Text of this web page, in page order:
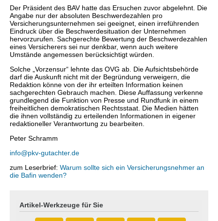
Der Präsident des BAV hatte das Ersuchen zuvor abgelehnt. Die
Angabe nur der absoluten Beschwerdezahlen pro
Versicherungsunternehmen sei geeignet, einen irreführenden
Eindruck über die Beschwerdesituation der Unternehmen
hervorzurufen. Sachgerechte Bewertung der Beschwerdezahlen
eines Versicherers sei nur denkbar, wenn auch weitere
Umstände angemessen berücksichtigt würden.
Solche „Vorzensur“ lehnte das OVG ab. Die Aufsichtsbehörde
darf die Auskunft nicht mit der Begründung verweigern, die
Redaktion könne von der ihr erteilten Information keinen
sachgerechten Gebrauch machen. Diese Auffassung verkenne
grundlegend die Funktion von Presse und Rundfunk in einem
freiheitlichen demokratischen Rechtsstaat. Die Medien hätten
die ihnen vollständig zu erteilenden Informationen in eigener
redaktioneller Verantwortung zu bearbeiten.
Peter Schramm
info@pkv-gutachter.de
zum Leserbrief: Warum sollte sich ein Versicherungsnehmer an
die Bafin wenden?
Artikel-Werkzeuge für Sie